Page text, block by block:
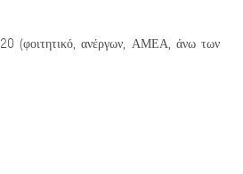
(φοιτητικό, ανέργων, ΑΜΕΑ, άνω των